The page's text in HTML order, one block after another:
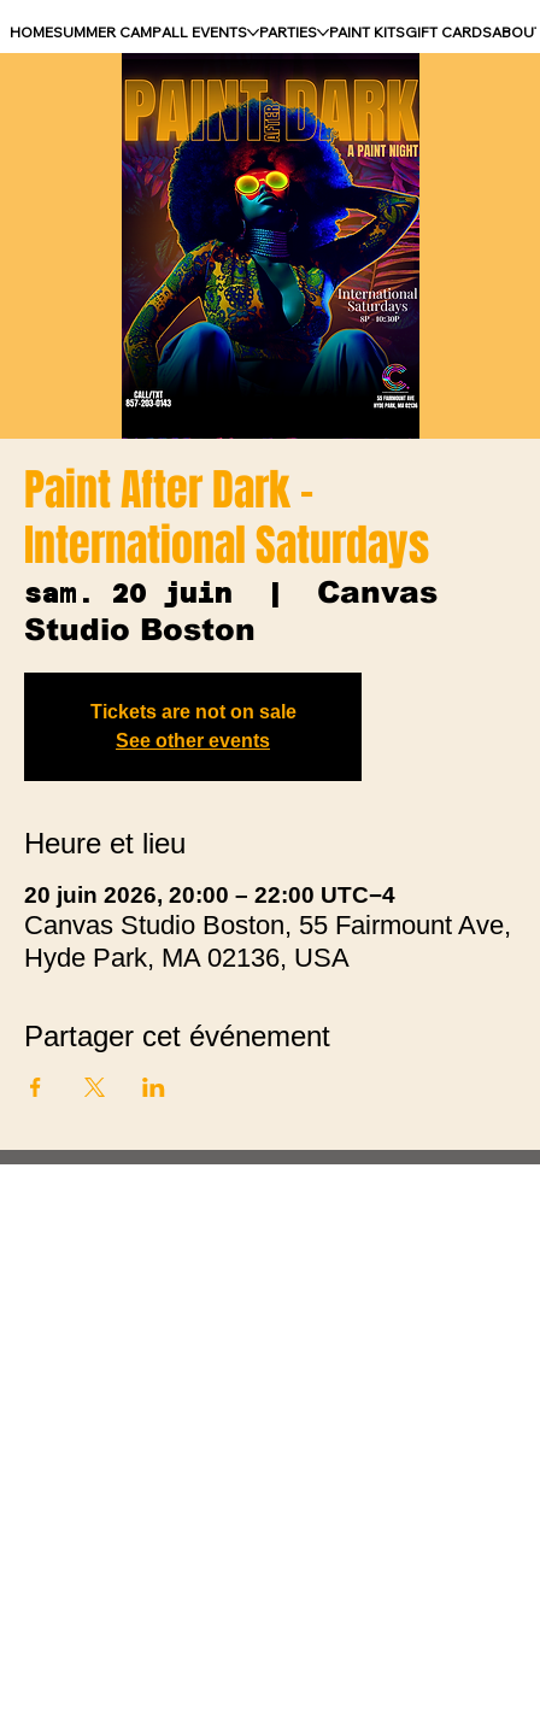
HOMESUMMER CAMPALL EVENTS PARTIES PAINT KITSGIFT CARDS
Paint After Dark -
International Saturdays
sam. 20 juin
  |
Canvas
Studio Boston
Tickets are not on sale
See other events
Heure et lieu
20 juin 2026, 20:00 – 22:00 UTC−4
Canvas Studio Boston, 55 Fairmount Ave,
Hyde Park, MA 02136, USA
Partager cet événement